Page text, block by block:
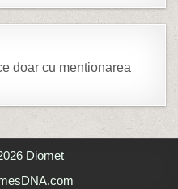
doar cu mentionarea
Diomet